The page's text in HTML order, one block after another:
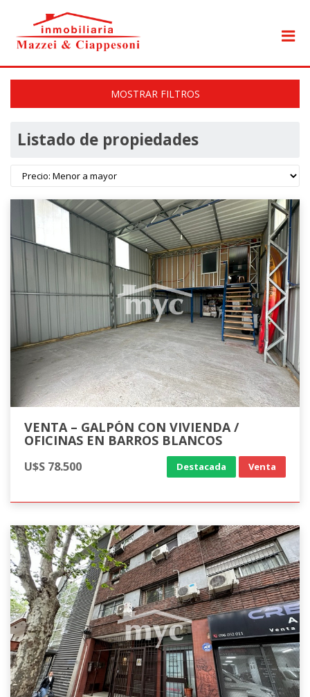
MOSTRAR FILTROS
Listado de propiedades
VENTA – GALPÓN CON VIVIENDA /
OFICINAS EN BARROS BLANCOS
U$S 78.500 Destacada Venta